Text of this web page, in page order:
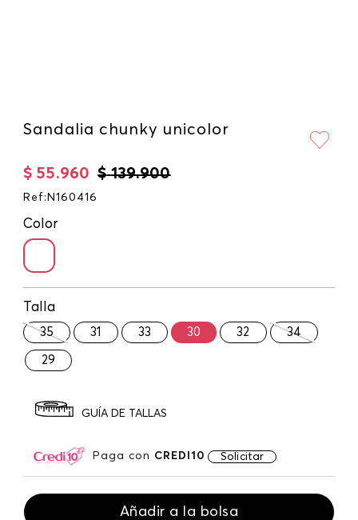
Sandalia chunky unicolor
$ 139.900
$ 55.960
Ref : N160416
Color
Talla
35 31 33 30 32 34
29
GUÍA DE TALLAS
Paga con CREDI10 Solicitar
Añadir a la bolsa